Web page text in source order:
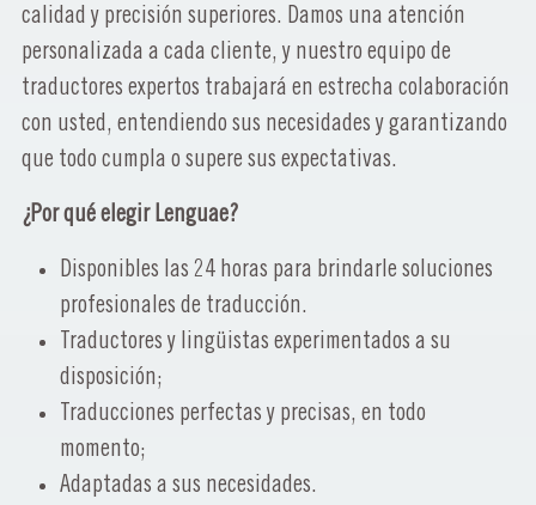
calidad y precisión superiores. Damos una atención
personalizada a cada cliente, y nuestro equipo de
traductores expertos trabajará en estrecha colaboración
con usted, entendiendo sus necesidades y garantizando
que todo cumpla o supere sus expectativas.
¿Por qué elegir Lenguae?
Disponibles las 24 horas para brindarle soluciones
profesionales de traducción.
Traductores y lingüistas experimentados a su
disposición;
Traducciones perfectas y precisas, en todo
momento;
Adaptadas a sus necesidades.